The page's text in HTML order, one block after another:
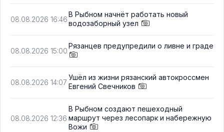
08.08.2026 16:46
В Рыбном начнёт работать новый
водозаборный узел
08.08.2026 15:00
Рязанцев предупредили о ливне и граде
08.08.2026 14:07
Ушёл из жизни рязанский автокроссмен
Евгений Свечников
08.08.2026 12:36
В Рыбном создают пешеходный
маршрут через лесопарк и набережную
Вожи